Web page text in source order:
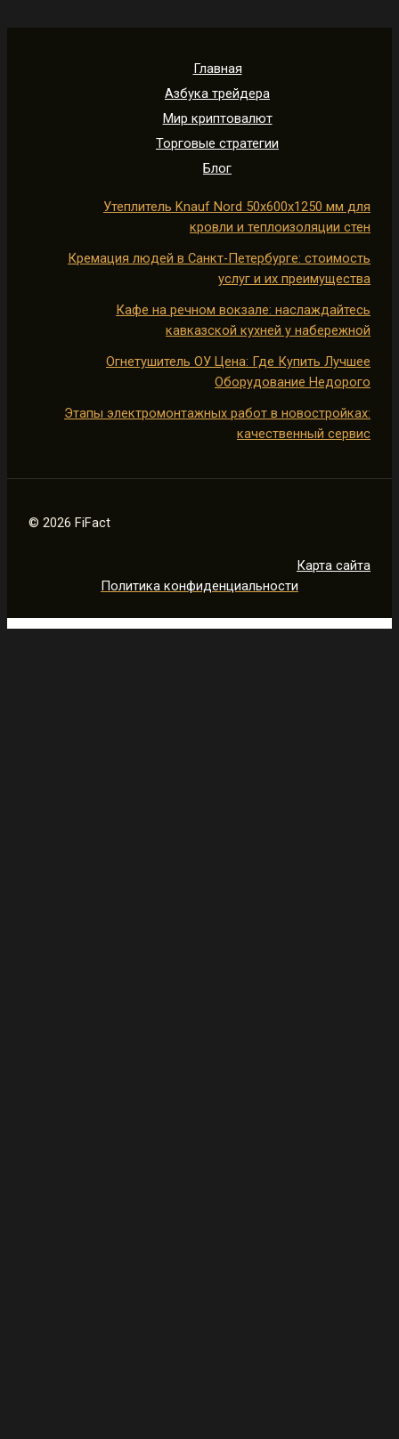
Главная
Азбука трейдера
Мир криптовалют
Торговые стратегии
Блог
Утеплитель Knauf Nord 50х600х1250 мм для
кровли и теплоизоляции стен
Кремация людей в Санкт-Петербурге: стоимость
услуг и их преимущества
Кафе на речном вокзале: наслаждайтесь
кавказской кухней у набережной
Огнетушитель ОУ Цена: Где Купить Лучшее
Оборудование Недорого
Этапы электромонтажных работ в новостройках:
качественный сервис
© 2026 FiFact
Карта сайта
Политика конфиденциальности